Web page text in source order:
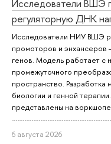
Исследователи ВШЭ
регуляторную ДНК
Исследователи НИУ ВШЭ
промоторов и энхансеров
генов. Модель работает с
промежуточного
пространство. Разработка
биологии и генной
представлены на
6 августа 2026